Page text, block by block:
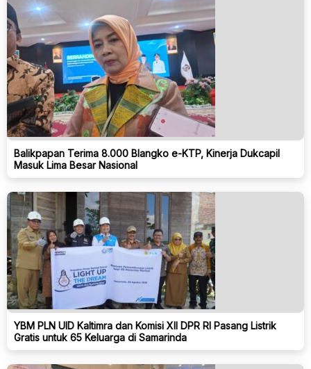
Balikpapan Terima 8.000 Blangko e-KTP, Kinerja Dukcapil
Masuk Lima Besar Nasional
YBM PLN UID Kaltimra dan Komisi XII DPR RI Pasang Listrik
Gratis untuk 65 Keluarga di Samarinda